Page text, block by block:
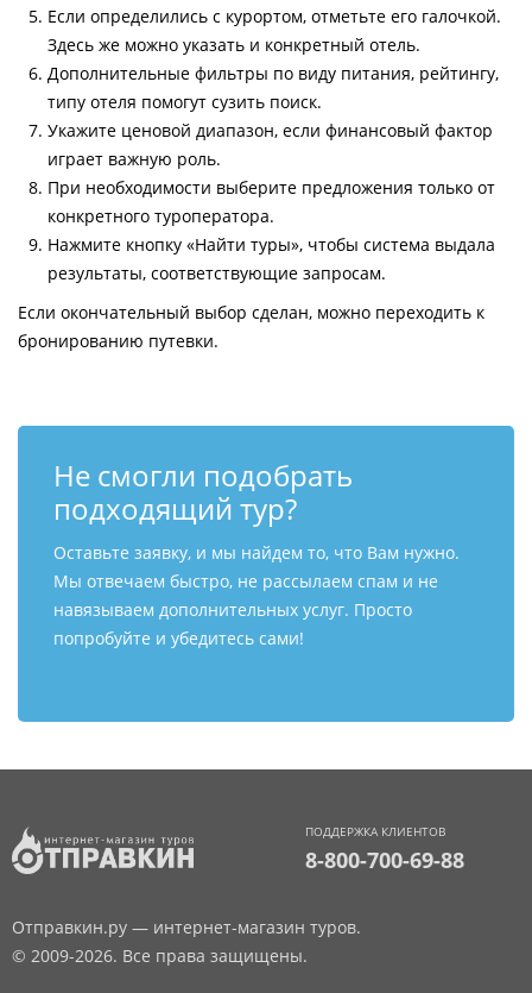
Если определились с курортом, отметьте его галочкой.
Здесь же можно указать и конкретный отель.
Дополнительные фильтры по виду питания, рейтингу,
типу отеля помогут сузить поиск.
Укажите ценовой диапазон, если финансовый фактор
играет важную роль.
При необходимости выберите предложения только от
конкретного туроператора.
Нажмите кнопку «Найти туры», чтобы система выдала
результаты, соответствующие запросам.
Если окончательный выбор сделан, можно переходить к
бронированию путевки.
Не смогли подобрать
подходящий тур?
Оставьте заявку, и мы найдем то, что Вам нужно.
Мы отвечаем быстро, не рассылаем спам и не
навязываем дополнительных услуг. Просто
попробуйте и убедитесь сами!
ПОДДЕРЖКА КЛИЕНТОВ
8-800-700-69-88
Отправкин.ру — интернет-магазин туров.
© 2009-2026. Все права защищены.